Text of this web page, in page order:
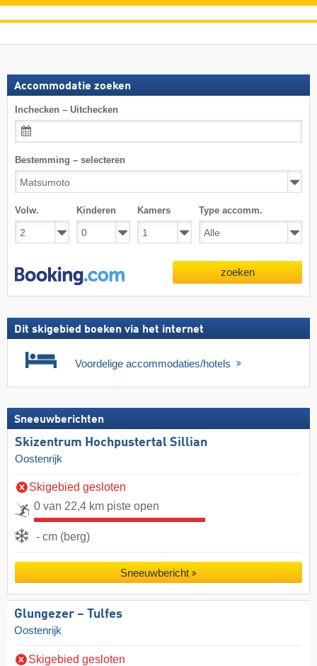
Accommodatie zoeken
Inchecken – Uitchecken
Bestemming – selecteren
Volw. Kinderen Kamers Type accomm.
zoeken
Dit skigebied boeken via het internet
Voordelige accommodaties/hotels
Sneeuwberichten
Skizentrum Hochpustertal Sillian
Oostenrijk
Skigebied gesloten
0 van 22,4 km piste open
- cm (berg)
Sneeuwbericht
Glungezer – Tulfes
Oostenrijk
Skigebied gesloten